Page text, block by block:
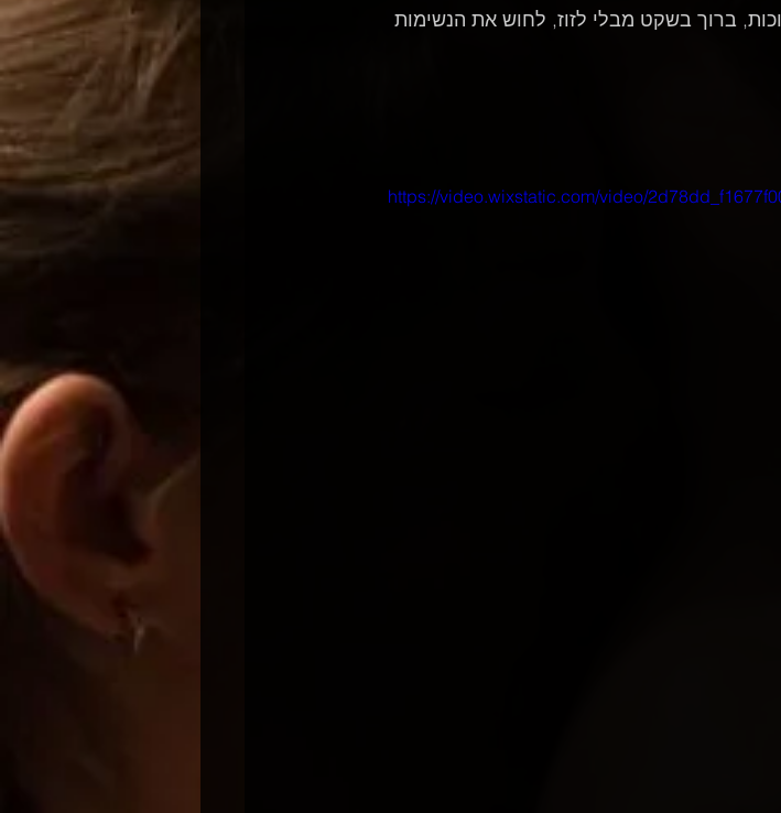
ברוך בשקט מבלי לזוז, לחוש את הנשימות
https://video.wixstatic.com/video/